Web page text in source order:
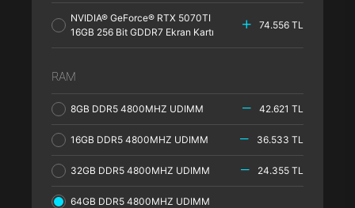
NVIDIA® GeForce® RTX 5070TI
16GB 256 Bit GDDR7 Ekran Kartı
74.556 TL
RAM
8GB DDR5 4800MHZ UDIMM 42.621 TL
16GB DDR5 4800MHZ UDIMM 36.533 TL
32GB DDR5 4800MHZ UDIMM 24.355 TL
64GB DDR5 4800MHZ UDIMM